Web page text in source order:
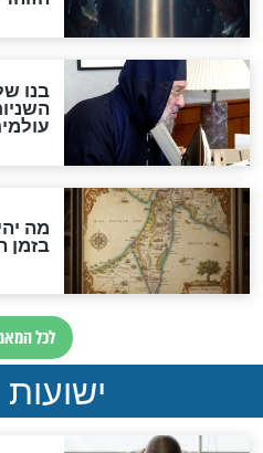
"לפני
והכחשה
האמונה"
האם לאחר
אפשר
לכל המאמרים